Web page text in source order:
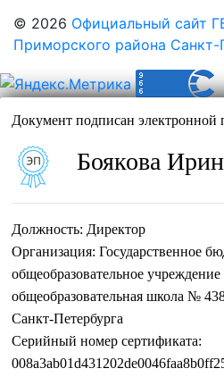
© 2026 Официальный сайт
Приморского района Санкт-
Документ подписан электронной
Боякова
Должность: Директор
Организация: Государственное
общеобразовательное
общеобразовательная школа №
Санкт-Петербурга
Серийный номер сертификата: